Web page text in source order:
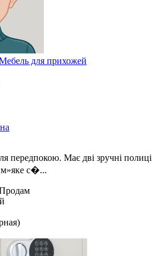
для прихожей
передпокою. Має дві зручні полиці
м»яке с�...